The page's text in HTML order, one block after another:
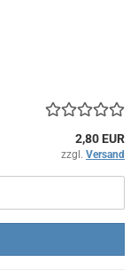
2,80 EUR
zzgl. Versand